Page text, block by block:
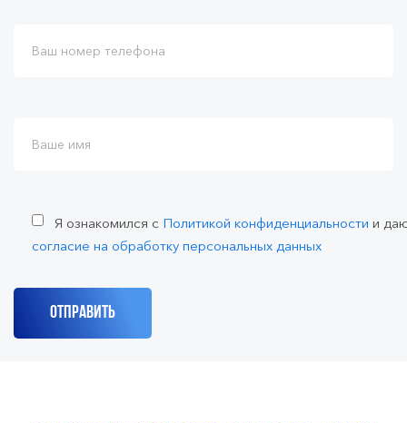
Я ознакомился с Политикой конфиденциальности и
согласие на обработку персональных данных